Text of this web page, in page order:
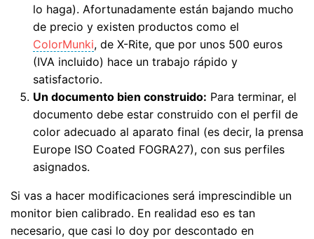
lo haga). Afortunadamente están bajando mucho
de precio y existen productos como el
ColorMunki, de X-Rite, que por unos 500 euros
(IVA incluido) hace un trabajo rápido y
satisfactorio.
Un documento bien construido: Para terminar, el
documento debe estar construido con el perfil de
color adecuado al aparato final (es decir, la prensa
Europe ISO Coated FOGRA27), con sus perfiles
asignados.
Si vas a hacer modificaciones será imprescindible un
monitor bien calibrado. En realidad eso es tan
necesario, que casi lo doy por descontado en